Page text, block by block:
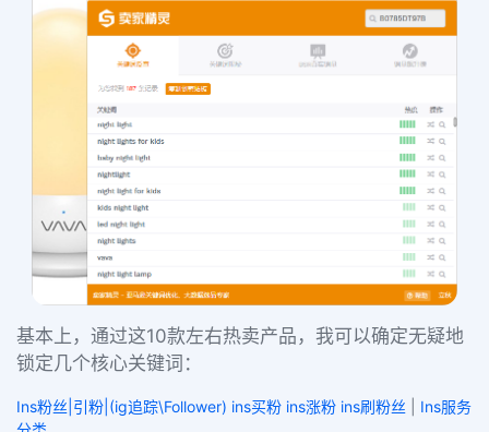
基本上，通过这10款左右热卖产品，我可以确定无疑地
锁定几个核心关键词：
Ins粉丝|引粉|(ig追踪\Follower) ins买粉 ins涨粉 ins刷粉丝
Ins服务